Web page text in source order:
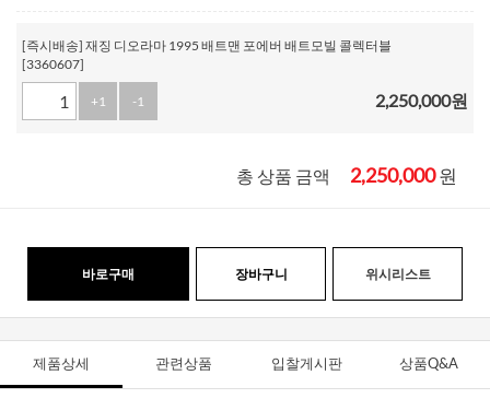
[즉시배송] 재징 디오라마 1995 배트맨 포에버 배트모빌 콜렉터블
[3360607]
+1 -1 2,250,000원
총 상품 금액 2,250,000원
바로구매 장바구니 위시리스트
제품상세 관련상품 입찰게시판 상품Q&A